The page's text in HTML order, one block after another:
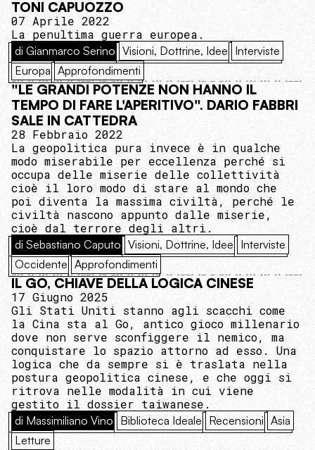
TONI CAPUOZZO
07 Aprile 2022
La penultima guerra europea.
di Gianmarco Serino Visioni, Dottrine, Idee Interviste
Europa Approfondimenti
"LE GRANDI POTENZE NON HANNO IL
TEMPO DI FARE L'APERITIVO". DARIO FABBRI
SALE IN CATTEDRA
28 Febbraio 2022
La geopolitica pura invece è in qualche
modo miserabile per eccellenza perché si
occupa delle miserie delle collettività
cioè il loro modo di stare al mondo che
poi diventa la massima civiltà, perché le
civiltà nascono appunto dalle miserie,
cioè dal terrore degli altri.
di Sebastiano Caputo Visioni, Dottrine, Idee Interviste
Occidente Approfondimenti
IL GO, CHIAVE DELLA LOGICA CINESE
17 Giugno 2025
Gli Stati Uniti stanno agli scacchi come
la Cina sta al Go, antico gioco millenario
dove non serve sconfiggere il nemico, ma
conquistare lo spazio attorno ad esso. Una
logica che da sempre si è traslata nella
postura geopolitica cinese, e che oggi si
ritrova nelle modalità in cui viene
gestito il dossier taiwanese.
di Massimiliano Vino Biblioteca Ideale Recensioni Asia
Letture